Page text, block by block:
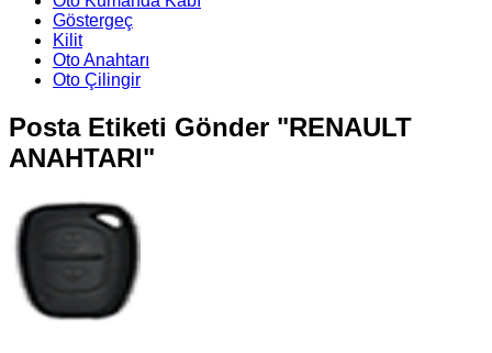
Göstergeç
Kilit
Oto Anahtarı
Oto Çilingir
Posta Etiketi Gönder "RENAULT
ANAHTARI"